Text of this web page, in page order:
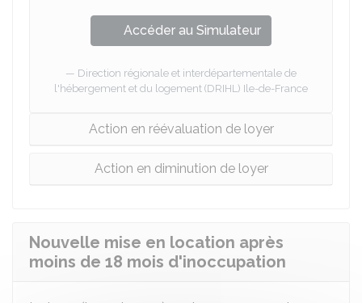
Accéder au Simulateur
Direction régionale et interdépartementale de
l'hébergement et du logement (DRIHL) Ile-de-France
Action en réévaluation de loyer
Action en diminution de loyer
Nouvelle mise en location après
moins de 18 mois d'inoccupation